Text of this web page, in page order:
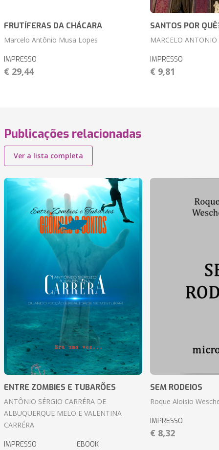
FRUTÍFERAS DA CHÁCARA
Marcelo Antônio Musa Lopes
IMPRESSO
€ 29,44
SANTOS POR
MARCELO ANTONIO
IMPRESSO
€ 9,81
Publicações relacionadas
Ver a lista completa
ENTRE ZOMBIES E TUBARÕES
ANTÔNIO SÉRGIO CARRÉRA DE
ALBUQUERQUE MELO E VALENTINA
CARRÉRA
IMPRESSO EBOOK
SEM RODEIOS
Roque Aloisio
IMPRESSO
€ 8,32